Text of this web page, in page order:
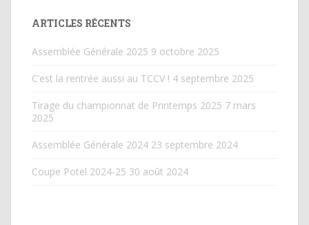
ARTICLES RÉCENTS
Assemblée Générale 2025 9 octobre 2025
C’est la rentrée aussi au TCCV ! 4 septembre 2025
Tirage du championnat de Printemps 2025 7 mars
2025
Assemblée Générale 2024 23 septembre 2024
Coupe Potel 2024-25 30 août 2024